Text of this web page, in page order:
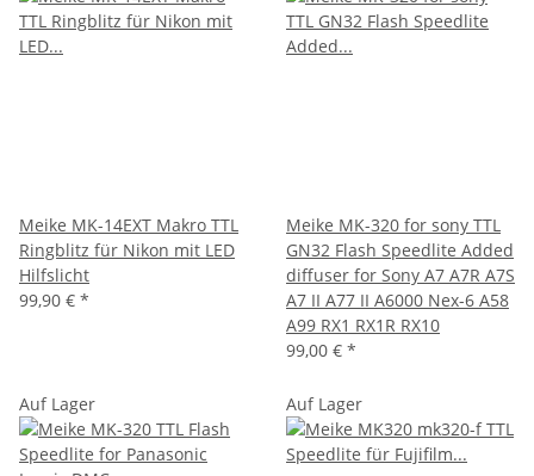
Meike MK-14EXT Makro TTL
Ringblitz für Nikon mit LED
Hilfslicht
99,90 € *
Meike MK-320 for sony TTL
GN32 Flash Speedlite Added
diffuser for Sony A7 A7R A7S
A7 II A77 II A6000 Nex-6 A58
A99 RX1 RX1R RX10
99,00 € *
Auf Lager Auf Lager